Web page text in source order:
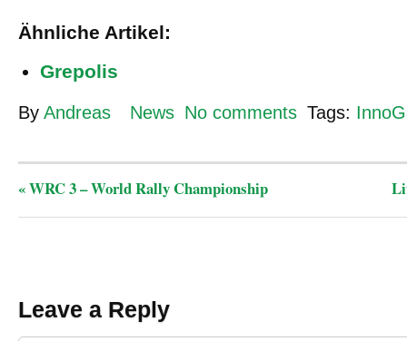
Ähnliche Artikel:
Grepolis
By Andreas News No comments Tags:
«WRC 3 – World Rally Championship
Leave a Reply